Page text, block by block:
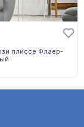
плиссе Флаер-